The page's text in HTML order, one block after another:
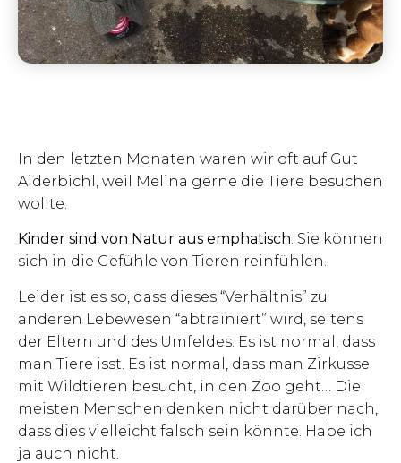
In den letzten Monaten waren wir oft auf Gut
Aiderbichl, weil Melina gerne die Tiere besuchen
wollte.
Kinder sind von Natur aus emphatisch. Sie können
sich in die Gefühle von Tieren reinfühlen.
Leider ist es so, dass dieses “Verhältnis” zu
anderen Lebewesen “abtrainiert” wird, seitens
der Eltern und des Umfeldes. Es ist normal, dass
man Tiere isst. Es ist normal, dass man Zirkusse
mit Wildtieren besucht, in den Zoo geht… Die
meisten Menschen denken nicht darüber nach,
dass dies vielleicht falsch sein könnte. Habe ich
ja auch nicht.